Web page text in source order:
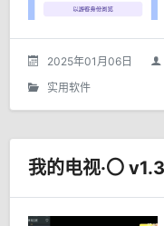
2025年01月06日
实用软件
我的电视·〇